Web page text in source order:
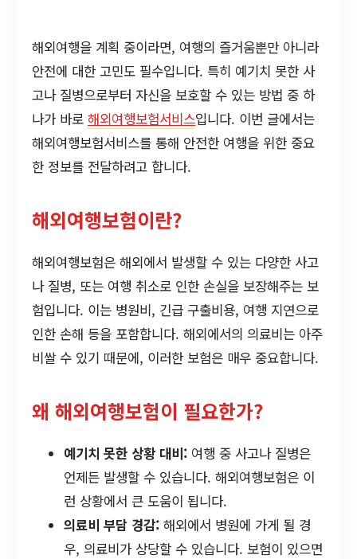
해외여행을 계획 중이라면, 여행의 즐거움뿐만 아니라
안전에 대한 고민도 필수입니다. 특히 예기치 못한 사
고나 질병으로부터 자신을 보호할 수 있는 방법 중 하
나가 바로 해외여행보험서비스입니다. 이번 글에서는
해외여행보험서비스를 통해 안전한 여행을 위한 중요
한 정보를 전달하려고 합니다.
해외여행보험이란?
해외여행보험은 해외에서 발생할 수 있는 다양한 사고
나 질병, 또는 여행 취소로 인한 손실을 보장해주는 보
험입니다. 이는 병원비, 긴급 구출비용, 여행 지연으로
인한 손해 등을 포함합니다. 해외에서의 의료비는 아주
비쌀 수 있기 때문에, 이러한 보험은 매우 중요합니다.
왜 해외여행보험이 필요한가?
예기치 못한 상황 대비: 여행 중 사고나 질병은
언제든 발생할 수 있습니다. 해외여행보험은 이
런 상황에서 큰 도움이 됩니다.
의료비 부담 경감: 해외에서 병원에 가게 될 경
우, 의료비가 상당할 수 있습니다. 보험이 있으면